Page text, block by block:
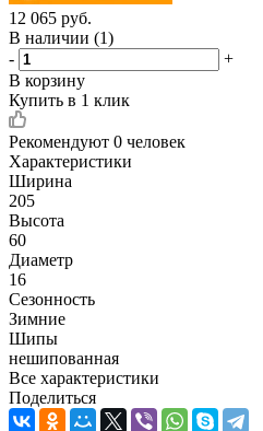
12 065 руб.
В наличии (1)
-
+
В корзину
Купить в 1 клик
Рекомендуют 0 человек
Характеристики
Ширина
205
Высота
60
Диаметр
16
Сезонность
Зимние
Шипы
нешипованная
Все характеристики
Поделиться